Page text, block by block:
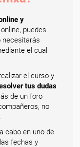
y
puedes
necesitarás
el cual
el curso y
tus dudas
de un foro
no
cabo en uno de
fechas y